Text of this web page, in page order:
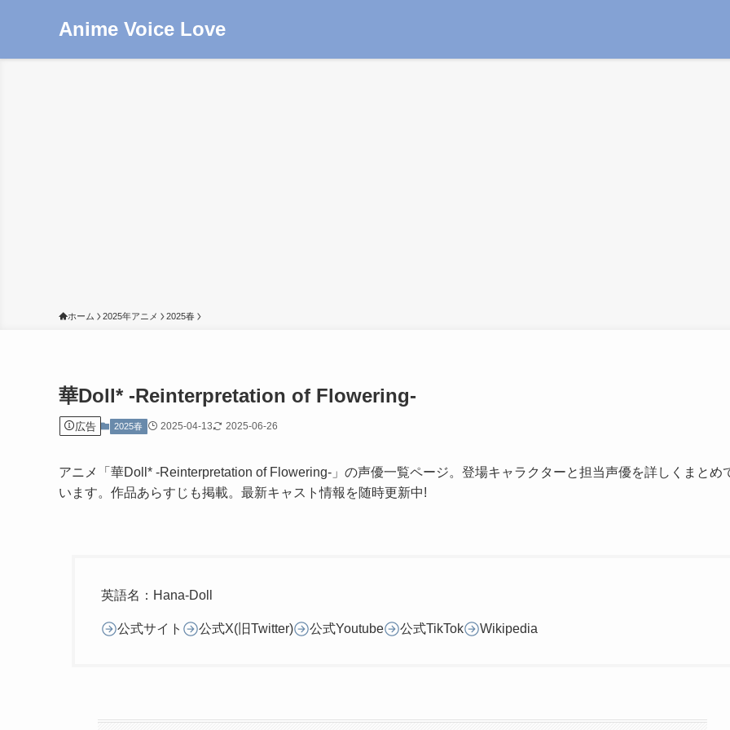
Anime Voice Love
ホーム 2025年アニメ 2025春
華Doll* -Reinterpretation of Flowering-
広告 2025春 2025-04-13 2025-06-26
アニメ「華Doll* -Reinterpretation of Flowering-」の声優一覧ページ。登場キャラクターと担当声優を詳しくまとめ
います。作品あらすじも掲載。最新キャスト情報を随時更新中!
英語名：Hana-Doll
公式サイト 公式X(旧Twitter) 公式Youtube 公式TikTok Wikipedia